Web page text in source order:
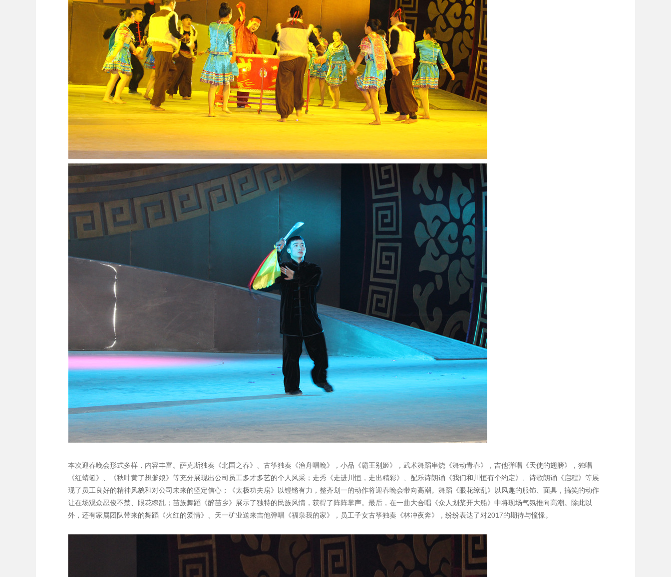
本次迎春晚会形式多样，内容丰富。萨克斯独奏《北国之春》、古筝独奏《渔舟唱晚》，小品《霸王别姬》，武术舞蹈串烧《舞动青春》，吉他弹唱《天使的翅膀》，独唱
《红蜻蜓》、《秋叶黄了想爹娘》等充分展现出公司员工多才多艺的个人风采；走秀《走进川恒，走出精彩》、配乐诗朗诵《我们和川恒有个约定》、诗歌朗诵《启程》等展
现了员工良好的精神风貌和对公司未来的坚定信心；《太极功夫扇》以铿锵有力，整齐划一的动作将迎春晚会带向高潮。舞蹈《眼花缭乱》以风趣的服饰、面具，搞笑的动作
让在场观众忍俊不禁、眼花缭乱；苗族舞蹈《醉苗乡》展示了独特的民族风情，获得了阵阵掌声。最后，在一曲大合唱《众人划桨开大船》中将现场气氛推向高潮。除此以
外，还有家属团队带来的舞蹈《火红的爱情》、天一矿业送来吉他弹唱《福泉我的家》，员工子女古筝独奏《林冲夜奔》，纷纷表达了对2017的期待与憧憬。